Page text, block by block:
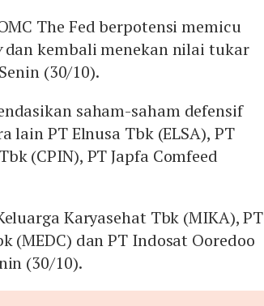
The Fed berpotensi memicu
dan kembali menekan nilai tukar
(30/10).
saham-saham defensif
lain PT Elnusa Tbk (ELSA), PT
(CPIN), PT Japfa Comfeed
Karyasehat Tbk (MIKA), PT
(MEDC) dan PT Indosat Ooredoo
(30/10).